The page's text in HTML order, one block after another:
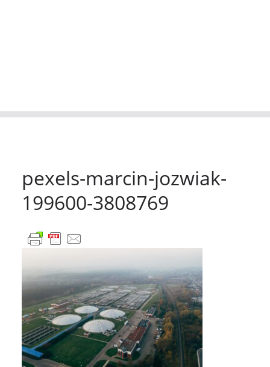
pexels-marcin-jozwiak-
199600-3808769